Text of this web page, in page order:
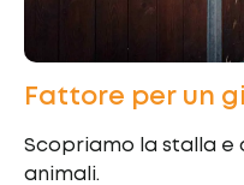
Fattore per un
Scopriamo la stalla e
animali.